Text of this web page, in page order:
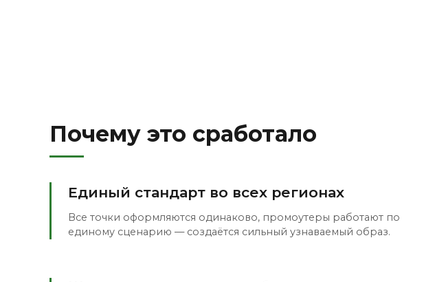
Почему это сработало
Единый стандарт во всех регионах
Все точки оформляются одинаково, промоутеры работают по
единому сценарию — создаётся сильный узнаваемый образ.